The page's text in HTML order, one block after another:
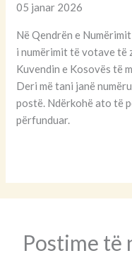
05 janar 2026
Në Qendrën e
i numërimit të votave të
Kuvendin e Kosovës të
Deri më tani janë
postë. Ndërkohë ato të
përfunduar.
Postime të